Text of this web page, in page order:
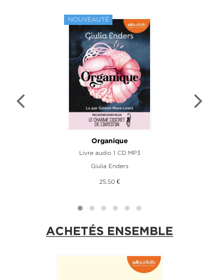
NOUVEAUTÉ
Organique
Livre audio 1 CD MP3
Giulia Enders
25,50 €
ACHETÉS ENSEMBLE